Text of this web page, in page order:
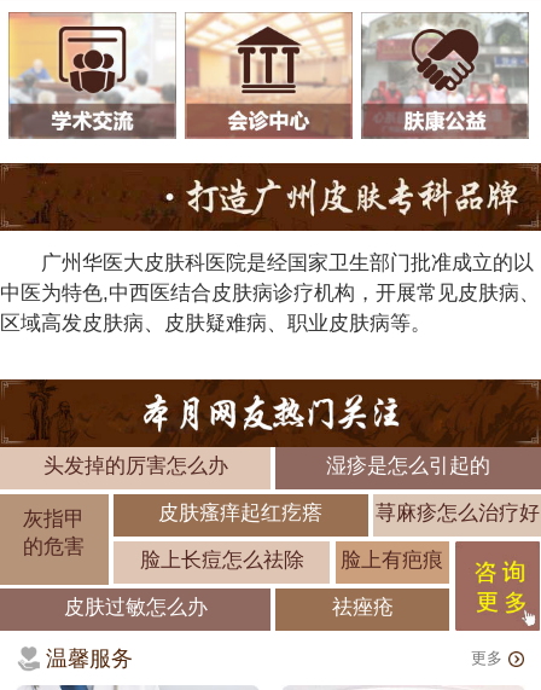
广州华医大皮肤科医院是经国家卫生部门批准成立的以
中医为特色,中西医结合皮肤病诊疗机构，开展常见皮肤病、
区域高发皮肤病、皮肤疑难病、职业皮肤病等。
头发掉的厉害怎么办 湿疹是怎么引起的
灰指甲
的危害
皮肤瘙痒起红疙瘩 荨麻疹怎么治疗好
脸上长痘怎么祛除 脸上有疤痕
皮肤过敏怎么办 祛痤疮
温馨服务 更多